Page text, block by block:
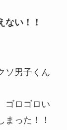
ない！！
ソ男子くん
ゴロゴロい
まった！！